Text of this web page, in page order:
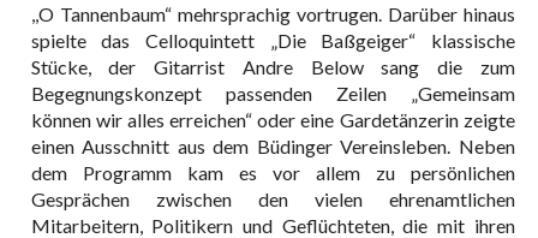
,,O Tannenbaum“ mehrsprachig vortrugen. Darüber hinaus
spielte das Celloquintett „Die Baßgeiger“ klassische
Stücke, der Gitarrist Andre Below sang die zum
Begegnungskonzept passenden Zeilen „Gemeinsam
können wir alles erreichen“ oder eine Gardetänzerin zeigte
einen Ausschnitt aus dem Büdinger Vereinsleben. Neben
dem Programm kam es vor allem zu persönlichen
Gesprächen zwischen den vielen ehrenamtlichen
Mitarbeitern, Politikern und Geflüchteten, die mit ihren